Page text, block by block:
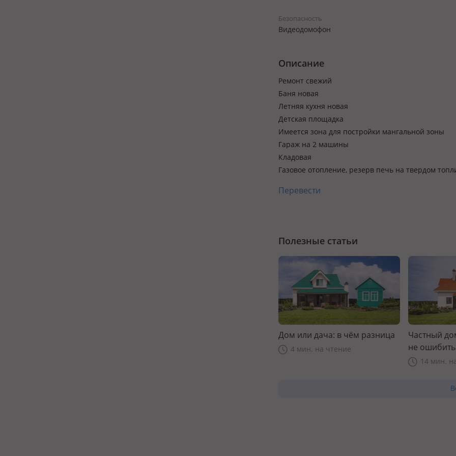
Безопасность
Видеодомофон
Описание
Ремонт свежий
Баня новая
Летняя кухня новая
Детская площадка
Имеется зона для постройки мангальной зоны
Гараж на 2 машины
Кладовая
Газовое отопление, резерв печь на твердом
Перевести
Полезные статьи
Дом или дача: в чём разница
4 мин. на чтение
Частный
не
14 мин.